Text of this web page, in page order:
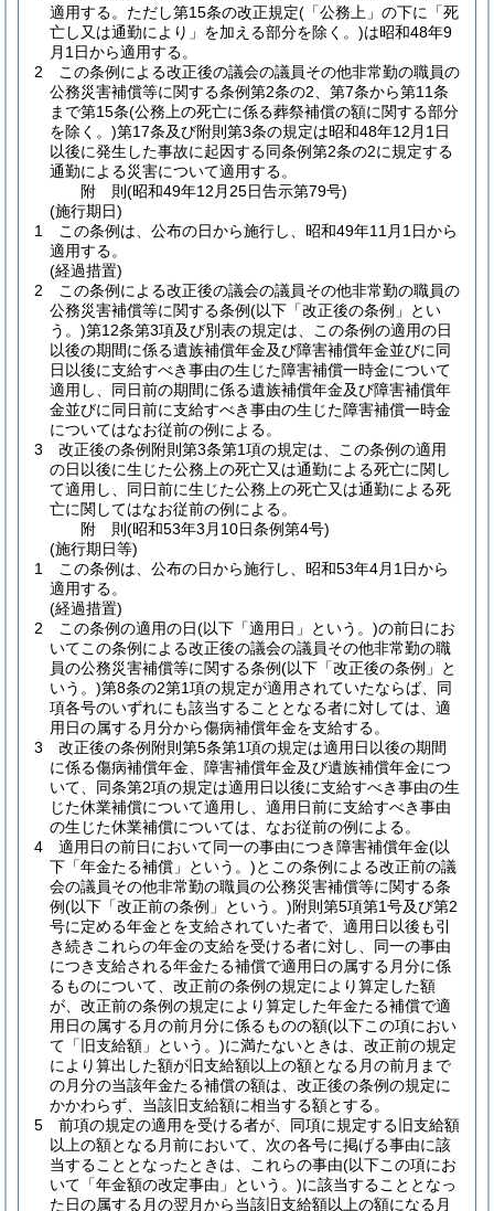
適用する。 ただし第15条の改正規定(「公務上」の下に「死
亡し又は通勤により」を加える部分を除く。)は昭和48年9
月1日から適用する。
2
この条例による改正後の議会の議員その他非常勤の職員の
公務災害補償等に関する条例第2条の2、第7条から第11条
まで第15条(公務上の死亡に係る葬祭補償の額に関する部分
を除く。)第17条及び附則第3条の規定は昭和48年12月1日
以後に発生した事故に起因する同条例第2条の2に規定する
通勤による災害について適用する。
附 則(昭和49年12月25日告示第79号)
(施行期日)
1
この条例は、公布の日から施行し、昭和49年11月1日から
適用する。
(経過措置)
2
この条例による改正後の議会の議員その他非常勤の職員の
公務災害補償等に関する条例(以下「改正後の条例」とい
う。)第12条第3項及び別表の規定は、この条例の適用の日
以後の期間に係る遺族補償年金及び障害補償年金並びに同
日以後に支給すべき事由の生じた障害補償一時金について
適用し、同日前の期間に係る遺族補償年金及び障害補償年
金並びに同日前に支給すべき事由の生じた障害補償一時金
についてはなお従前の例による。
3
改正後の条例附則第3条第1項の規定は、この条例の適用
の日以後に生じた公務上の死亡又は通勤による死亡に関し
て適用し、同日前に生じた公務上の死亡又は通勤による死
亡に関してはなお従前の例による。
附 則(昭和53年3月10日条例第4号)
(施行期日等)
1
この条例は、公布の日から施行し、昭和53年4月1日から
適用する。
(経過措置)
2
この条例の適用の日(以下「適用日」という。)の前日にお
いてこの条例による改正後の議会の議員その他非常勤の職
員の公務災害補償等に関する条例(以下「改正後の条例」と
いう。)第8条の2第1項の規定が適用されていたならば、同
項各号のいずれにも該当することとなる者に対しては、適
用日の属する月分から傷病補償年金を支給する。
3
改正後の条例附則第5条第1項の規定は適用日以後の期間
に係る傷病補償年金、障害補償年金及び遺族補償年金につ
いて、同条第2項の規定は適用日以後に支給すべき事由の生
じた休業補償について適用し、適用日前に支給すべき事由
の生じた休業補償については、なお従前の例による。
4
適用日の前日において同一の事由につき障害補償年金(以
下「年金たる補償」という。)とこの条例による改正前の議
会の議員その他非常勤の職員の公務災害補償等に関する条
例(以下「改正前の条例」という。)附則第5項第1号及び第2
号に定める年金とを支給されていた者で、適用日以後も引
き続きこれらの年金の支給を受ける者に対し、同一の事由
につき支給される年金たる補償で適用日の属する月分に係
るものについて、改正前の条例の規定により算定した額
が、改正前の条例の規定により算定した年金たる補償で適
用日の属する月の前月分に係るものの額(以下この項におい
て「旧支給額」という。)に満たないときは、改正前の規定
により算出した額が旧支給額以上の額となる月の前月まで
の月分の当該年金たる補償の額は、改正後の条例の規定に
かかわらず、当該旧支給額に相当する額とする。
5
前項の規定の適用を受ける者が、同項に規定する旧支給額
以上の額となる月前において、次の各号に掲げる事由に該
当することとなったときは、これらの事由(以下この項にお
いて「年金額の改定事由」という。)に該当することとなっ
た日の属する月の翌月から当該旧支給額以上の額になる月